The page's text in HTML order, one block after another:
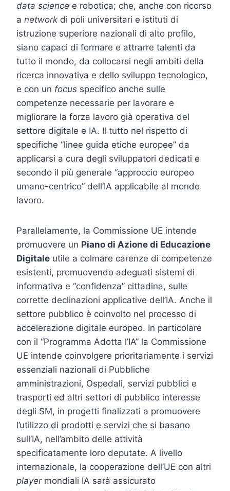
data science e robotica; che, anche con ricorso
a network di poli universitari e istituti di
istruzione superiore nazionali di alto profilo,
siano capaci di formare e attrarre talenti da
tutto il mondo, da collocarsi negli ambiti della
ricerca innovativa e dello sviluppo tecnologico,
e con un focus specifico anche sulle
competenze necessarie per lavorare e
migliorare la forza lavoro già operativa del
settore digitale e IA. Il tutto nel rispetto di
specifiche “linee guida etiche europee” da
applicarsi a cura degli sviluppatori dedicati e
secondo il più generale “approccio europeo
umano-centrico” dell’IA applicabile al mondo
lavoro.
Parallelamente, la Commissione UE intende
promuovere un Piano di Azione di Educazione
Digitale utile a colmare carenze di competenze
esistenti, promuovendo adeguati sistemi di
informativa e “confidenza” cittadina, sulle
corrette declinazioni applicative dell’IA. Anche il
settore pubblico è coinvolto nel processo di
accelerazione digitale europeo. In particolare
con il “Programma Adotta l’IA” la Commissione
UE intende coinvolgere prioritariamente i servizi
essenziali nazionali di Pubbliche
amministrazioni, Ospedali, servizi pubblici e
trasporti ed altri settori di pubblico interesse
degli SM, in progetti finalizzati a promuovere
l’utilizzo di prodotti e servizi che si basano
sull’IA, nell’ambito delle attività
specificatamente loro deputate. A livello
internazionale, la cooperazione dell’UE con altri
playermondiali IA sarà assicurato